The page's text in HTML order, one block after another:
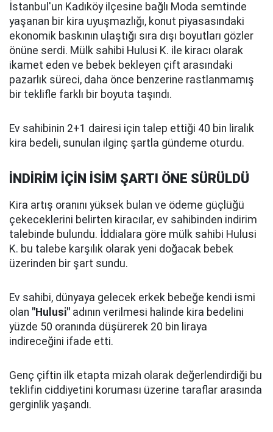
İstanbul'un Kadıköy ilçesine bağlı Moda semtinde
yaşanan bir kira uyuşmazlığı, konut piyasasındaki
ekonomik baskının ulaştığı sıra dışı boyutları gözler
önüne serdi. Mülk sahibi Hulusi K. ile kiracı olarak
ikamet eden ve bebek bekleyen çift arasındaki
pazarlık süreci, daha önce benzerine rastlanmamış
bir teklifle farklı bir boyuta taşındı.
Ev sahibinin 2+1 dairesi için talep ettiği 40 bin liralık
kira bedeli, sunulan ilginç şartla gündeme oturdu.
İNDİRİM İÇİN İSİM ŞARTI ÖNE SÜRÜLDÜ
Kira artış oranını yüksek bulan ve ödeme güçlüğü
çekeceklerini belirten kiracılar, ev sahibinden indirim
talebinde bulundu. İddialara göre mülk sahibi Hulusi
K. bu talebe karşılık olarak yeni doğacak bebek
üzerinden bir şart sundu.
Ev sahibi, dünyaya gelecek erkek bebeğe kendi ismi
olan "Hulusi" adının verilmesi halinde kira bedelini
yüzde 50 oranında düşürerek 20 bin liraya
indireceğini ifade etti.
Genç çiftin ilk etapta mizah olarak değerlendirdiği bu
teklifin ciddiyetini koruması üzerine taraflar arasında
gerginlik yaşandı.